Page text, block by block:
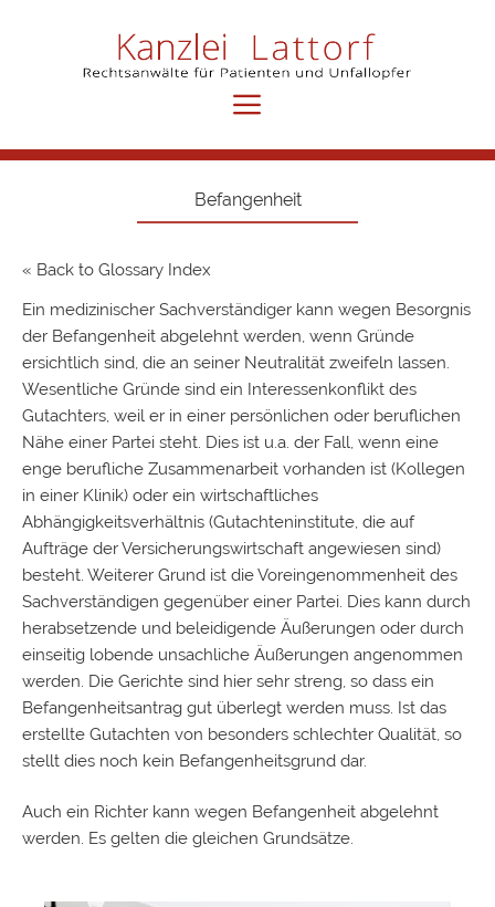
Befangenheit
« Back to Glossary Index
Ein medizinischer Sachverständiger kann wegen Besorgnis
der Befangenheit abgelehnt werden, wenn Gründe
ersichtlich sind, die an seiner Neutralität zweifeln lassen.
Wesentliche Gründe sind ein Interessenkonflikt des
Gutachters, weil er in einer persönlichen oder beruflichen
Nähe einer Partei steht. Dies ist u.a. der Fall, wenn eine
enge berufliche Zusammenarbeit vorhanden ist (Kollegen
in einer Klinik) oder ein wirtschaftliches
Abhängigkeitsverhältnis (Gutachteninstitute, die auf
Aufträge der Versicherungswirtschaft angewiesen sind)
besteht. Weiterer Grund ist die Voreingenommenheit des
Sachverständigen gegenüber einer Partei. Dies kann durch
herabsetzende und beleidigende Äußerungen oder durch
einseitig lobende unsachliche Äußerungen angenommen
werden. Die Gerichte sind hier sehr streng, so dass ein
Befangenheitsantrag gut überlegt werden muss. Ist das
erstellte Gutachten von besonders schlechter Qualität, so
stellt dies noch kein Befangenheitsgrund dar.
Auch ein Richter kann wegen Befangenheit abgelehnt
werden. Es gelten die gleichen Grundsätze.